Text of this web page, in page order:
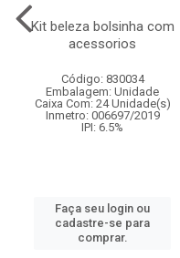
Kit beleza bolsinha com
acessorios
Código: 830034
Embalagem: Unidade
Caixa Com: 24 Unidade(s)
Inmetro: 006697/2019
IPI: 6.5%
Faça seu login ou
cadastre-se para
comprar.